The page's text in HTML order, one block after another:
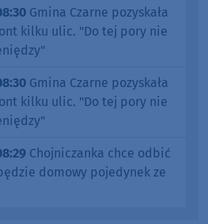
Gmina Czarne pozyskała
kilku ulic. "Do tej pory nie
Gmina Czarne pozyskała
kilku ulic. "Do tej pory nie
Chojniczanka chce odbić
domowy pojedynek ze